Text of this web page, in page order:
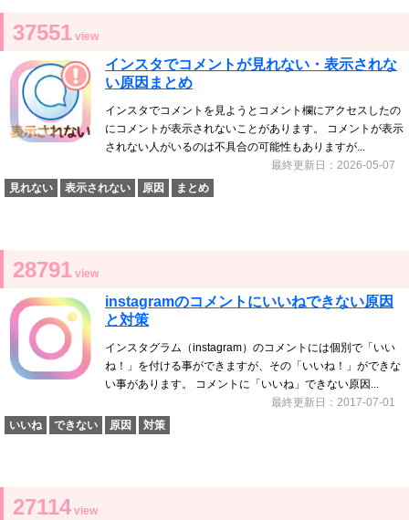
37551 view
インスタでコメントが見れない・表示されな
い原因まとめ
インスタでコメントを見ようとコメント欄にアクセスしたの
にコメントが表示されないことがあります。 コメントが表示
されない人がいるのは不具合の可能性もありますが...
最終更新日：2026-05-07
見れない
表示されない 原因 まとめ
28791 view
instagramのコメントにいいねできない原因
と対策
インスタグラム（instagram）のコメントには個別で「いい
ね！」を付ける事ができますが、その「いいね！」ができな
い事があります。 コメントに「いいね」できない原因...
最終更新日：2017-07-01
いいね
できない 原因 対策
27114 view